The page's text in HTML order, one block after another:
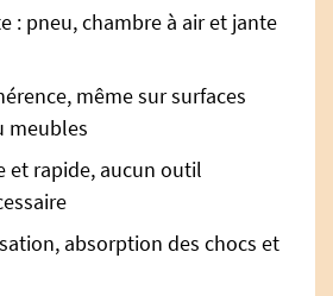
: pneu, chambre à air et jante
même sur surfaces
meubles
et rapide, aucun outil
absorption des chocs et